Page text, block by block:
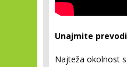
Unajmite
Najteža okolnost